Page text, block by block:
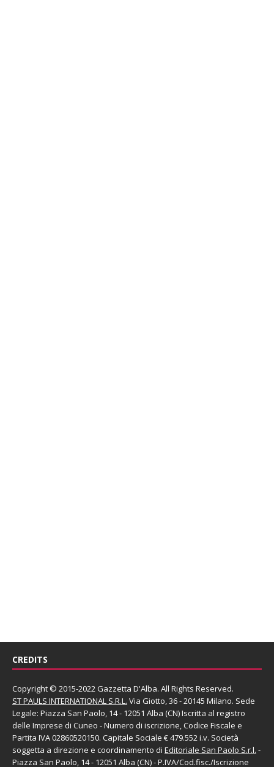
CREDITS
Copyright © 2015-2022 Gazzetta D'Alba. All Rights Reserved.
ST PAULS INTERNATIONAL S.R.L. Via Giotto, 36 - 20145 Milano. Sede
Legale: Piazza San Paolo, 14 - 12051 Alba (CN) Iscritta al registro
delle Imprese di Cuneo - Numero di iscrizione, Codice Fiscale e
Partita IVA 02860520150. Capitale Sociale € 479.552 i.v. Società
soggetta a direzione e coordinamento di Editoriale San Paolo S.r.l. -
Piazza San Paolo, 14 - 12051 Alba (CN) - P.IVA/Cod.fisc./Iscrizione